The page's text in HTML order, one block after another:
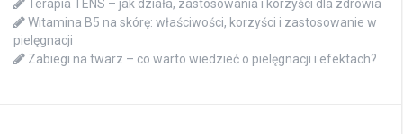
Terapia TENS – jak działa, zastosowania i korzyści dla zdrowia
Witamina B5 na skórę: właściwości, korzyści i zastosowanie w
pielęgnacji
Zabiegi na twarz – co warto wiedzieć o pielęgnacji i efektach?